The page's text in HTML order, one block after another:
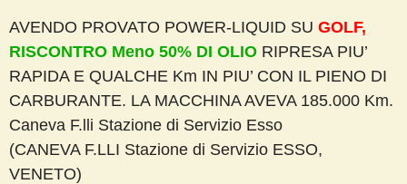
AVENDO PROVATO POWER-LIQUID SU GOLF,
RISCONTRO Meno 50% DI OLIO RIPRESA PIU’
RAPIDA E QUALCHE Km IN PIU’ CON IL PIENO DI
CARBURANTE. LA MACCHINA AVEVA 185.000 Km.
Caneva F.lli Stazione di Servizio Esso
(CANEVA F.LLI Stazione di Servizio ESSO,
VENETO)